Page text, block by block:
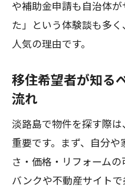
や補助金申請も自治体
た」という体験談も多
人気の理由です。
移住希望者が知る
流れ
淡路島で物件を探す際
重要です。まず、自分
さ・価格・リフォーム
バンクや不動産サイト